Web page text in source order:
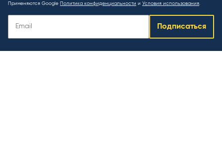
Применяются Google Политика конфиденциальности и Условия использования
Подписаться